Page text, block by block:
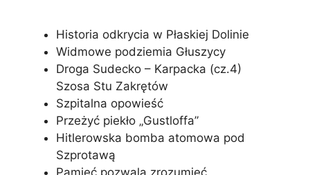
Historia odkrycia w Płaskiej Dolinie
Widmowe podziemia Głuszycy
Droga Sudecko – Karpacka (cz.4)
Szosa Stu Zakrętów
Szpitalna opowieść
Przeżyć piekło „Gustloffa”
Hitlerowska bomba atomowa pod
Szprotawą
Pamięć pozwala zrozumieć